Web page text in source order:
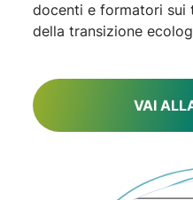
docenti e formatori sui
della transizione
VAI